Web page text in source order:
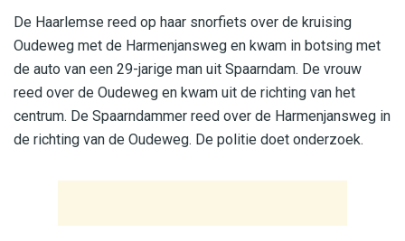
De Haarlemse reed op haar snorfiets over de kruising
Oudeweg met de Harmenjansweg en kwam in botsing met
de auto van een 29-jarige man uit Spaarndam. De vrouw
reed over de Oudeweg en kwam uit de richting van het
centrum. De Spaarndammer reed over de Harmenjansweg in
de richting van de Oudeweg. De politie doet onderzoek.